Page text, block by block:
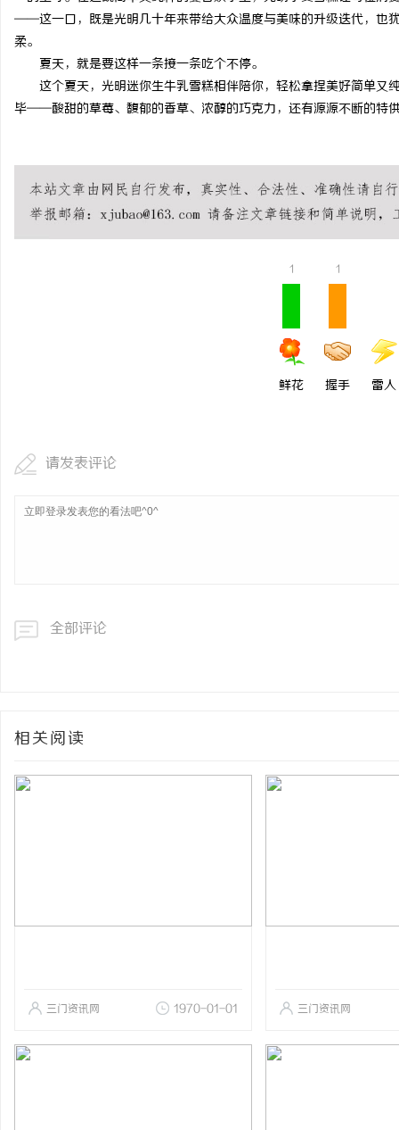
——这一口，既是光明几十年来带给大众温度与美味的升级迭代，也
柔。
夏天，就是要这样一条接一条吃个不停。
这个夏天，光明迷你生牛乳雪糕相伴陪你，轻松拿捏美好简单
毕——酸甜的草莓、馥郁的香草、浓醇的巧克力，还有源源不断的特
1
鲜花
1
握手 雷人
请发表评论
全部评论
相关阅读
三门资讯网 1970-01-01 三门资讯网